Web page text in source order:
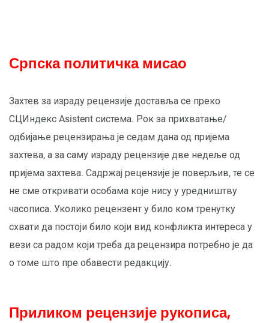
Српска политичка мисао
Захтев за израду рецензије доставља се преко
СЦИндекс Asistent система. Рок за прихватање/
одбијање рецензирања је седам дана од пријема
захтева, а за саму израду рецензије две недеље од
пријема захтева. Садржај рецензије је поверљив, те се
не сме откривати особама које нису у уредништву
часописа. Уколико рецензент у било ком тренутку
схвати да постоји било који вид конфликта интереса у
вези са радом који треба да рецензира потребно је да
о томе што пре обавести редакцију.
Приликом рецензије рукописа,